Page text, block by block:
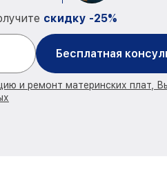
скидку -25%
Бесплатная
и ремонт материнских плат,